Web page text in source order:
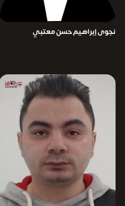
نجوى إبراهيم حسن معتبي